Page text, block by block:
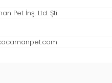
Pet İnş. Ltd. Şti.